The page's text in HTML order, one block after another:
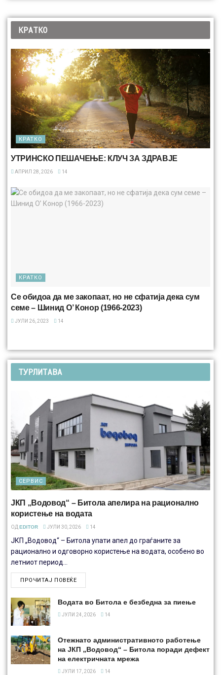
КРАТКО
КРАТКО
УТРИНСКО ПЕШАЧЕЊЕ: КЛУЧ ЗА ЗДРАВЈЕ
АПРИЛ 28, 2026 14
КРАТКО
Се обидоа да ме закопаат, но не сфатија дека сум
семе – Шинид О’ Конор (1966-2023)
ЈУЛИ 26, 2023 14
ТУРЛИТАВА
СЕРВИС
ЈКП „Водовод“ – Битола апелира на рационално
користење на водата
ОД EDITOR ЈУЛИ 30, 2026 14
ЈКП „Водовод“ – Битола упати апел до граѓаните за
рационално и одговорно користење на водата, особено во
летниот период...
ПРОЧИТАЈ ПОВЕЌЕ
Водата во Битола е безбедна за пиење
ЈУЛИ 24, 2026 14
Отежнато административното работење
на ЈКП „Водовод“ – Битола поради дефект
на електричната мрежа
ЈУЛИ 17, 2026 14